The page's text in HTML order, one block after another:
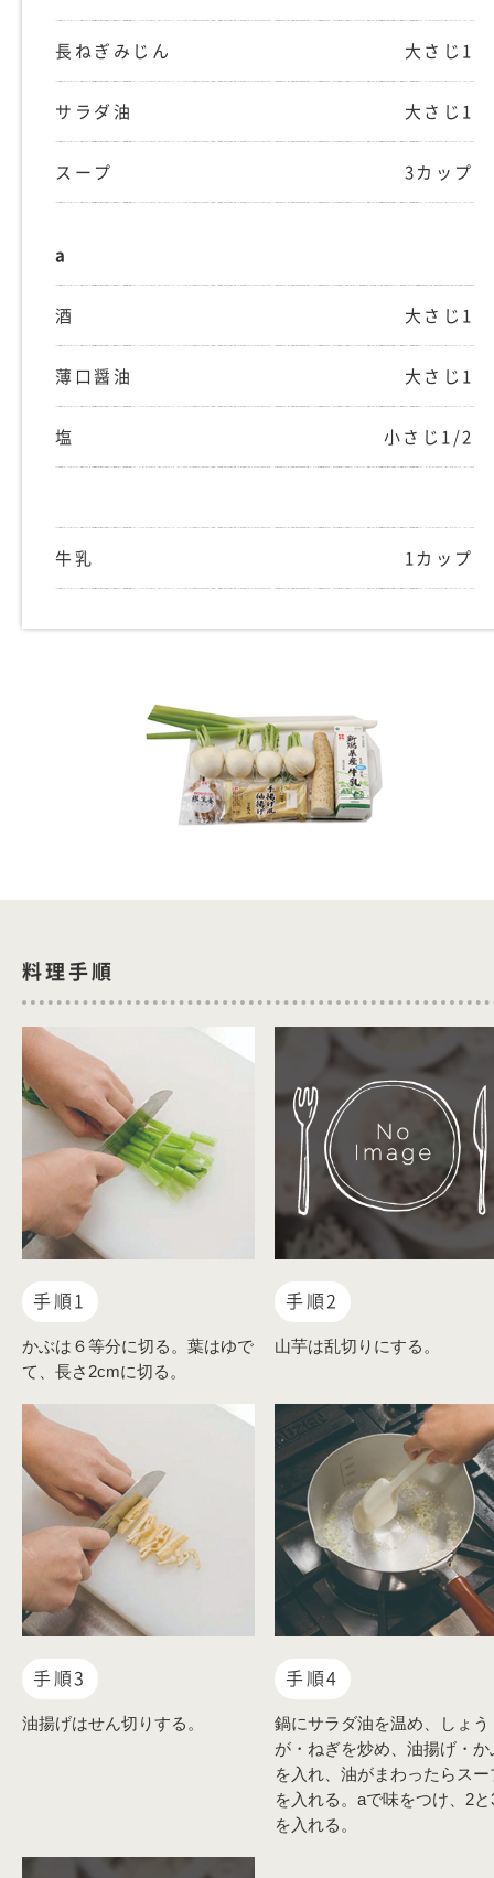
長ねぎみじん 大さじ1
サラダ油 大さじ1
スープ 3カップ
a
酒 大さじ1
薄口醤油 大さじ1
塩 小さじ1/2
牛乳 1カップ
料理手順
手順1
かぶは６等分に切る。葉はゆで
て、長さ2cmに切る。
手順2
山芋は乱切りにする。
手順3
油揚げはせん切りする。
手順4
鍋にサラダ油を温め、しょう
が・ねぎを炒め、油揚げ・か
を入れ、油がまわったらスー
を入れる。aで味をつけ、2と
を入れる。